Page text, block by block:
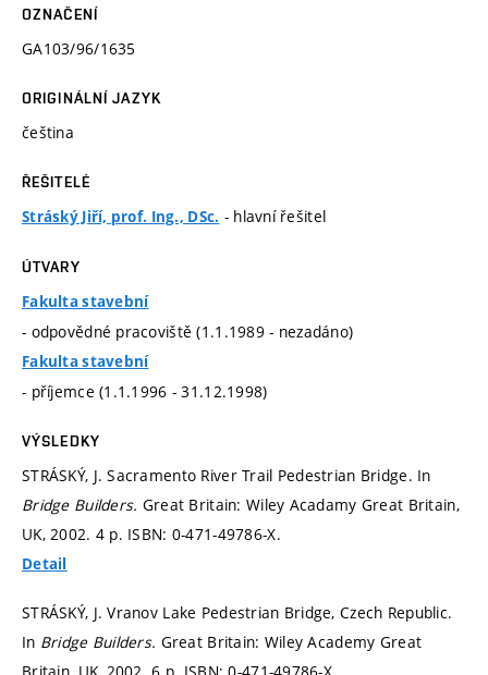
OZNAČENÍ
GA103/96/1635
ORIGINÁLNÍ JAZYK
čeština
ŘEŠITELÉ
Stráský Jiří, prof. Ing., DSc. - hlavní řešitel
ÚTVARY
Fakulta stavební
- odpovědné pracoviště (1.1.1989 - nezadáno)
Fakulta stavební
- příjemce (1.1.1996 - 31.12.1998)
VÝSLEDKY
STRÁSKÝ, J. Sacramento River Trail Pedestrian Bridge. In
Bridge Builders. Great Britain: Wiley Acadamy Great Britain,
UK, 2002. 4 p. ISBN: 0-471-49786-X.
Detail
STRÁSKÝ, J. Vranov Lake Pedestrian Bridge, Czech Republic.
In Bridge Builders. Great Britain: Wiley Academy Great